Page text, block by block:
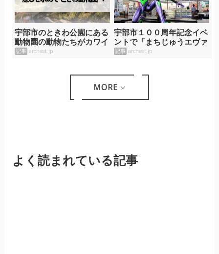
宇部市のときわ公園にある
動物園の動物たちがカワイ
イ！！
記事 archest.jp
宇部市１００周年記念イベ
ントで「まちじゅうエヴァ
ンゲリオン」第2段開催
記事 archest.jp
MORE
よく読まれている記事